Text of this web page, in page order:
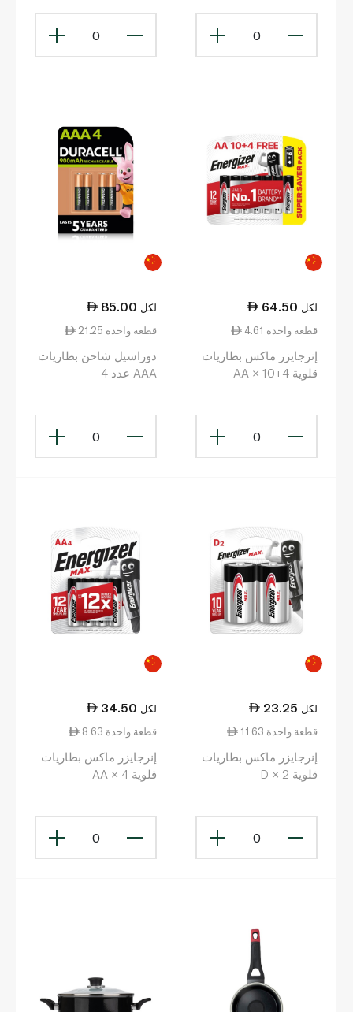
0
0
64.50 لكل
4.61 قطعة واحدة
إنرجايزر ماكس بطاريات
قلوية AA × 10+4
0
85.00 لكل
21.25 قطعة واحدة
دوراسيل شاحن بطاريات
AAA عدد 4
0
23.25 لكل
11.63 قطعة واحدة
إنرجايزر ماكس بطاريات
قلوية D × 2
0
34.50 لكل
8.63 قطعة واحدة
إنرجايزر ماكس بطاريات
قلوية AA × 4
0